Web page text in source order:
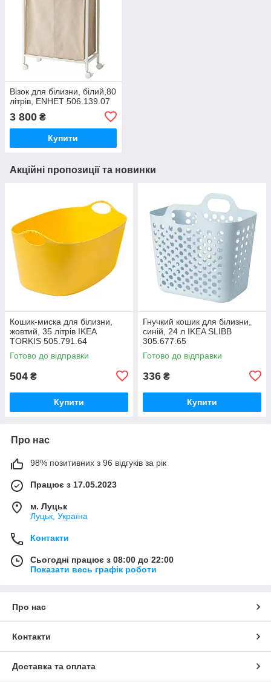
Візок для білизни, білий,80
літрів, ENHET 506.139.07
3 800 ₴
Купити
Акційні пропозиції та новинки
Кошик-миска для білизни,
жовтий, 35 літрів IKEA
TORKIS 505.791.64
Готово до відправки
504 ₴
Купити
Гнучкий кошик для білизни,
синій, 24 л IKEA SLIBB
305.677.65
Готово до відправки
336 ₴
Купити
Про нас
98% позитивних з 96 відгуків за рік
Працює з 17.05.2023
м. Луцьк
Луцьк, Україна
Контакти
Сьогодні працює з 08:00 до 22:00
Показати весь графік роботи
Про нас
Контакти
Доставка та оплата